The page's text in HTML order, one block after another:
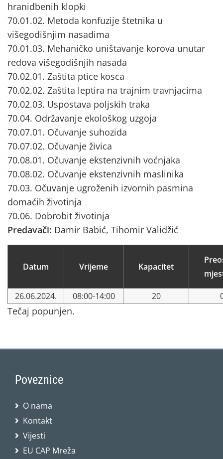
hranidbenih klopki
70.01.02. Metoda konfuzije štetnika u
višegodišnjim nasadima
70.01.03. Mehaničko uništavanje korova unutar
redova višegodišnjih nasada
70.02.01. Zaštita ptice kosca
70.02.02. Zaštita leptira na trajnim travnjacima
70.02.03. Uspostava poljskih traka
70.04. Održavanje ekološkog uzgoja
70.07.01. Očuvanje suhozida
70.07.02. Očuvanje živica
70.08.01. Očuvanje ekstenzivnih voćnjaka
70.08.02. Očuvanje ekstenzivnih maslinika
70.03. Očuvanje ugroženih izvornih pasmina
domaćih životinja
70.06. Dobrobit životinja
Predavači: Damir Babić, Tihomir Validžić
Datum Vrijeme Kapacitet
26.06.2024. 08:00-14:00 20
Tečaj popunjen.
Poveznice
O nama
Kontakt
Vijesti
EU CAP Mreža